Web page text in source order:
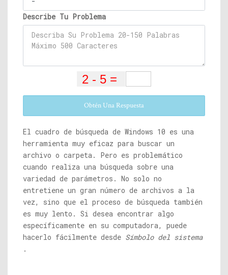
Describe Tu Problema
Obtén Una Respuesta
El cuadro de búsqueda de Windows 10 es una
herramienta muy eficaz para buscar un
archivo o carpeta. Pero es problemático
cuando realiza una búsqueda sobre una
variedad de parámetros. No solo no
entretiene un gran número de archivos a la
vez, sino que el proceso de búsqueda también
es muy lento. Si desea encontrar algo
específicamente en su computadora, puede
hacerlo fácilmente desde Símbolo del sistema
.